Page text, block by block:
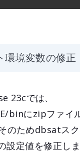
環境変数の修正
23cでは、
binにzipファイ
のためdbsatス
設定値を修正しま